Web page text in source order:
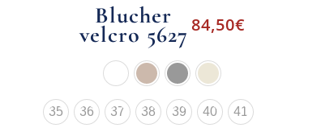
Blucher
velcro 5627 84,50€
35 36 37 38 39 40 41